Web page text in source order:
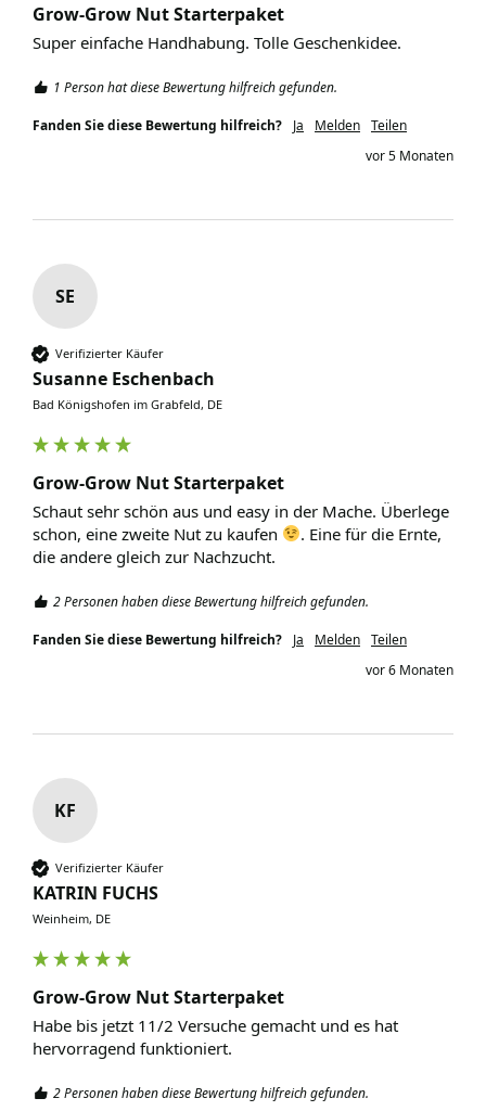
Grow-Grow Nut Starterpaket
1 Person hat diese Bewertung hilfreich gefunden.
Fanden Sie diese Bewertung hilfreich? Ja Melden Teilen
vor 5 Monaten
SE
Verifizierter Käufer
Susanne Eschenbach
Bad Königshofen im Grabfeld, DE
Grow-Grow Nut Starterpaket
Schaut sehr schön aus und easy in der Mache. Überlege
schon, eine zweite Nut zu kaufen
. Eine für die Ernte,
die andere gleich zur Nachzucht.
2 Personen haben diese Bewertung hilfreich gefunden.
Fanden Sie diese Bewertung hilfreich? Ja Melden Teilen
vor 6 Monaten
KF
Verifizierter Käufer
KATRIN FUCHS
Weinheim, DE
Grow-Grow Nut Starterpaket
Habe bis jetzt 11/2 Versuche gemacht und es hat
hervorragend funktioniert.
2 Personen haben diese Bewertung hilfreich gefunden.